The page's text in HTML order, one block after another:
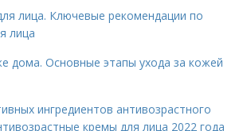
лица. Ключевые рекомендации по
лица
дома. Основные этапы ухода за кожей
ингредиентов антивозрастного
кремы для лица 2022 года